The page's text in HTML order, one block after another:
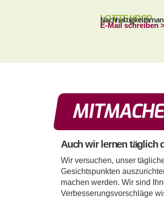
LOTTE KROP
E-Mail schreiben
Auch wir lernen täglich
Wir versuchen, unser
Gesichtspunkten
machen werden. Wir sind
Verbesserungsvorschläge